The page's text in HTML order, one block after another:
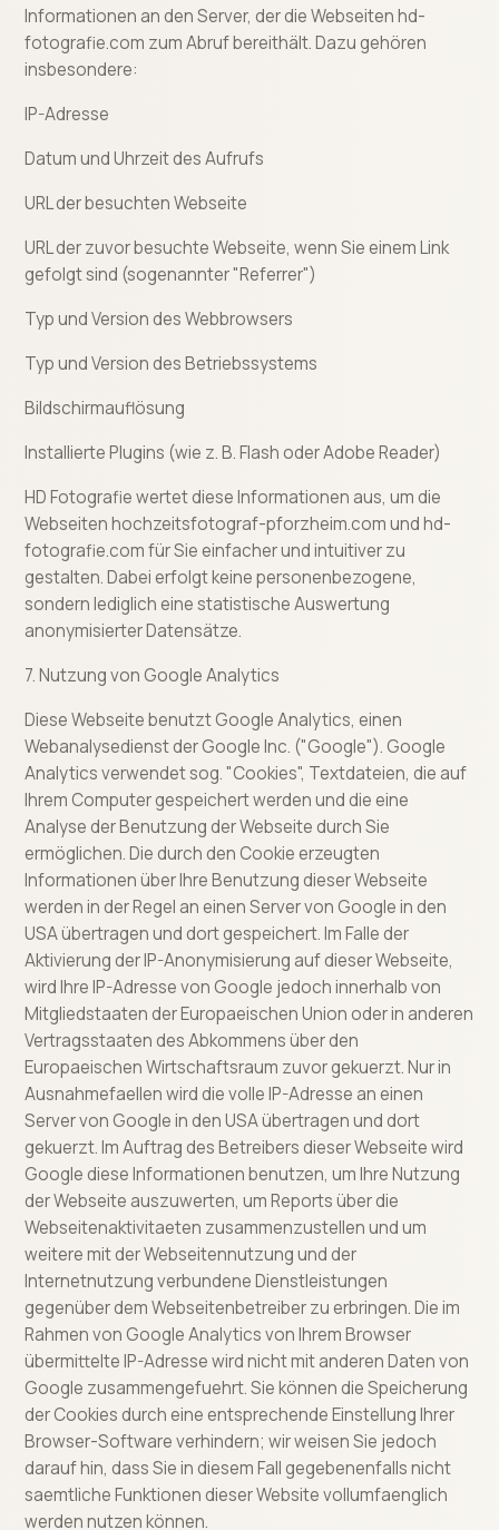
Informationen an den Server, der die Webseiten hd-
fotografie.com zum Abruf bereithält. Dazu gehören
insbesondere:
IP-Adresse
Datum und Uhrzeit des Aufrufs
URL der besuchten Webseite
URL der zuvor besuchte Webseite, wenn Sie einem Link
gefolgt sind (sogenannter "Referrer")
Typ und Version des Webbrowsers
Typ und Version des Betriebssystems
Bildschirmauflösung
Installierte Plugins (wie z. B. Flash oder Adobe Reader)
HD Fotografie wertet diese Informationen aus, um die
Webseiten hochzeitsfotograf-pforzheim.com und hd-
fotografie.com für Sie einfacher und intuitiver zu
gestalten. Dabei erfolgt keine personenbezogene,
sondern lediglich eine statistische Auswertung
anonymisierter Datensätze.
7. Nutzung von Google Analytics
Diese Webseite benutzt Google Analytics, einen
Webanalysedienst der Google Inc. ("Google"). Google
Analytics verwendet sog. "Cookies", Textdateien, die auf
Ihrem Computer gespeichert werden und die eine
Analyse der Benutzung der Webseite durch Sie
ermöglichen. Die durch den Cookie erzeugten
Informationen über Ihre Benutzung dieser Webseite
werden in der Regel an einen Server von Google in den
USA übertragen und dort gespeichert. Im Falle der
Aktivierung der IP-Anonymisierung auf dieser Webseite,
wird Ihre IP-Adresse von Google jedoch innerhalb von
Mitgliedstaaten der Europaeischen Union oder in anderen
Vertragsstaaten des Abkommens über den
Europaeischen Wirtschaftsraum zuvor gekuerzt. Nur in
Ausnahmefaellen wird die volle IP-Adresse an einen
Server von Google in den USA übertragen und dort
gekuerzt. Im Auftrag des Betreibers dieser Webseite wird
Google diese Informationen benutzen, um Ihre Nutzung
der Webseite auszuwerten, um Reports über die
Webseitenaktivitaeten zusammenzustellen und um
weitere mit der Webseitennutzung und der
Internetnutzung verbundene Dienstleistungen
gegenüber dem Webseitenbetreiber zu erbringen. Die im
Rahmen von Google Analytics von Ihrem Browser
übermittelte IP-Adresse wird nicht mit anderen Daten von
Google zusammengefuehrt. Sie können die Speicherung
der Cookies durch eine entsprechende Einstellung Ihrer
Browser-Software verhindern; wir weisen Sie jedoch
darauf hin, dass Sie in diesem Fall gegebenenfalls nicht
saemtliche Funktionen dieser Website vollumfaenglich
werden nutzen können.